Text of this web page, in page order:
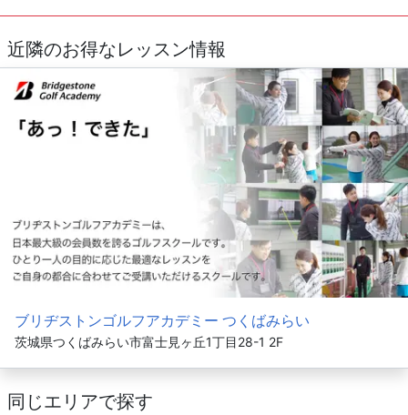
近隣のお得なレッスン情報
ブリヂストンゴルフアカデミー つくばみらい
茨城県つくばみらい市富士見ヶ丘1丁目28-1 2F
同じエリアで探す